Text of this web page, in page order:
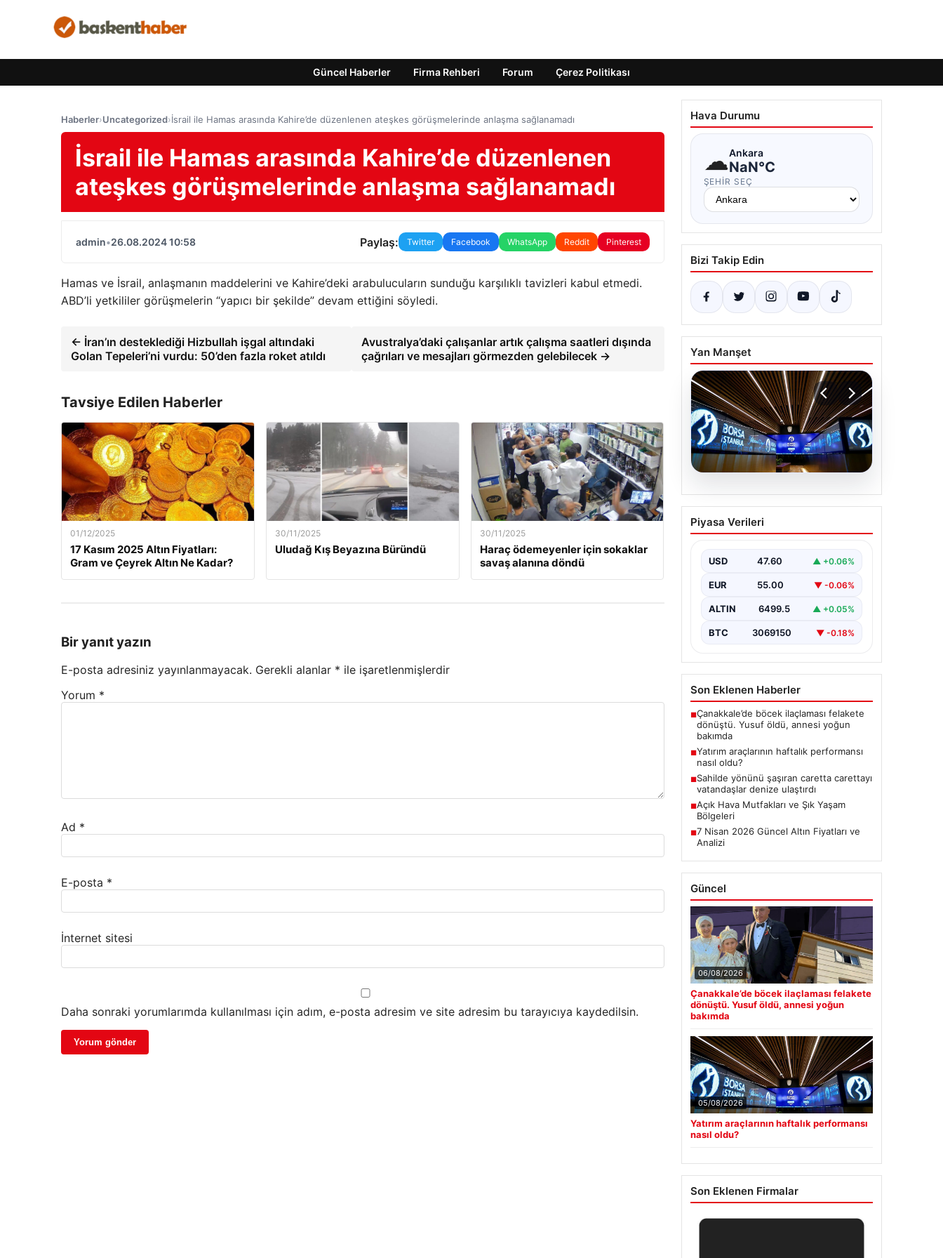
Güncel Haberler Firma Rehberi Forum Çerez Politikası
Haberler›Uncategorized›İsrail ile Hamas arasında Kahire’de düzenlenen ateşkes görüşmelerinde anlaşma sağlanamadı
İsrail ile Hamas arasında Kahire’de düzenlenen
ateşkes görüşmelerinde anlaşma sağlanamadı
admin•26.08.2024 10:58 Paylaş: Twitter Facebook WhatsApp Reddit Pinterest
Hamas ve İsrail, anlaşmanın maddelerini ve Kahire’deki arabulucuların sunduğu karşılıklı tavizleri kabul etmedi.
ABD’li yetkililer görüşmelerin “yapıcı bir şekilde” devam ettiğini söyledi.
← İran’ın desteklediği Hizbullah işgal altındaki
Golan Tepeleri’ni vurdu: 50’den fazla roket atıldı
Avustralya’daki çalışanlar artık çalışma saatleri dışında
çağrıları ve mesajları görmezden gelebilecek →
Tavsiye Edilen Haberler
01/12/2025
17 Kasım 2025 Altın Fiyatları:
Gram ve Çeyrek Altın Ne Kadar?
30/11/2025
Uludağ Kış Beyazına Büründü
30/11/2025
Haraç ödemeyenler için sokaklar
savaş alanına döndü
Bir yanıt yazın
E-posta adresiniz yayınlanmayacak. Gerekli alanlar * ile işaretlenmişlerdir
Yorum *
Ad *
E-posta *
İnternet sitesi
Daha sonraki yorumlarımda kullanılması için adım, e-posta adresim ve site adresim bu tarayıcıya kaydedilsin.
Hava Durumu
☁Ankara
NaN°C
ŞEHIR SEÇ
Bizi Takip Edin
Yan Manşet
05.08.2026
Yatırım araçlarının
haftalık performansı
Piyasa Verileri
USD 47.60 ▲ +0.06%
EUR 55.00 ▼ -0.06%
ALTIN 6499.5 ▲ +0.05%
BTC 3069150 ▼ -0.18%
Son Eklenen Haberler
■Çanakkale’de böcek ilaçlaması felakete
dönüştü. Yusuf öldü, annesi yoğun
bakımda
■Yatırım araçlarının haftalık performansı
nasıl oldu?
■Sahilde yönünü şaşıran caretta carettayı
vatandaşlar denize ulaştırdı
■Açık Hava Mutfakları ve Şık Yaşam
Bölgeleri
■7 Nisan 2026 Güncel Altın Fiyatları ve
Analizi
Güncel
06/08/2026
Çanakkale’de böcek ilaçlaması felakete
dönüştü. Yusuf öldü, annesi yoğun
bakımda
05/08/2026
Yatırım araçlarının haftalık performansı
nasıl oldu?
Son Eklenen Firmalar